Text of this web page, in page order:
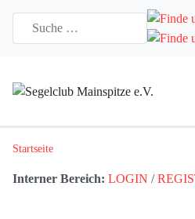
Startseite
Interner Bereich: LOGIN /